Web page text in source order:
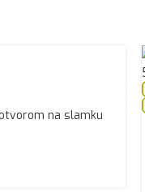
na slamku